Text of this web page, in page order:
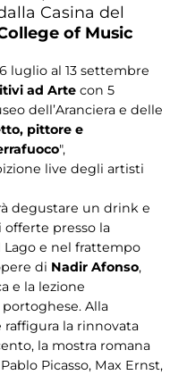
Casina del
of Music
luglio al 13 settembre
ad Arte con 5
dell’Aranciera e delle
pittore e
",
live degli artisti
degustare un drink e
offerte presso la
Lago e nel frattempo
di Nadir Afonso,
e la lezione
Alla
la rinnovata
la mostra romana
Picasso, Max Ernst,